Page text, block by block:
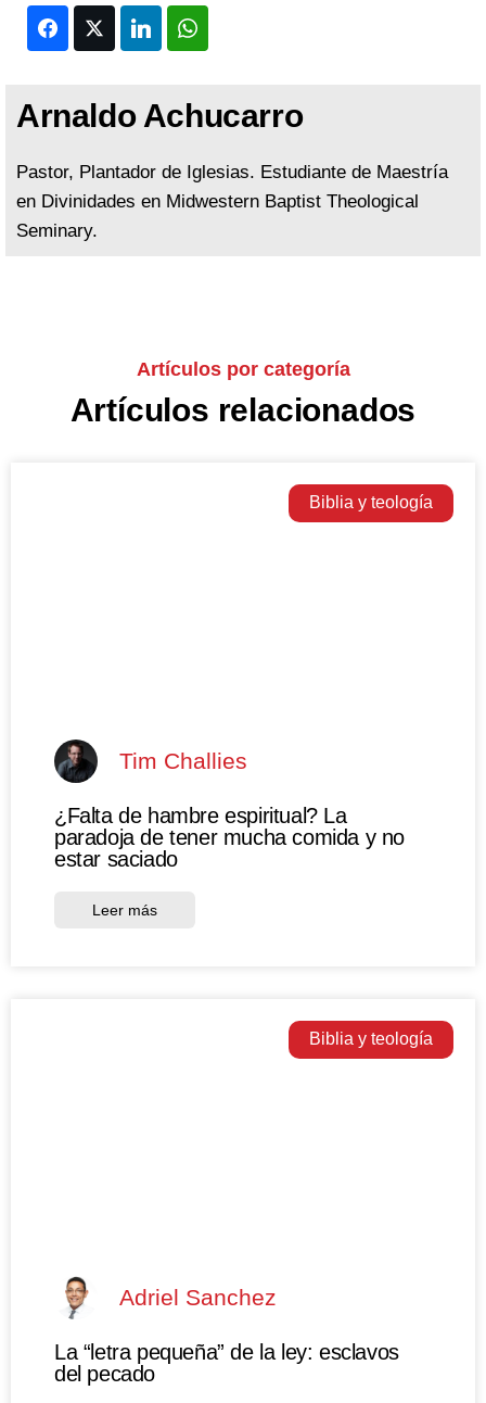
FacebookTwitter LinkedIn
Arnaldo Achucarro
Pastor, Plantador de Iglesias. Estudiante de Maestría
en Divinidades en Midwestern Baptist Theological
Seminary.
Artículos por categoría
Artículos relacionados
Biblia y teología
Tim Challies
¿Falta de hambre espiritual? La
paradoja de tener mucha comida y no
estar saciado
Leer más
Biblia y teología
Adriel Sanchez
La “letra pequeña” de la ley: esclavos
del pecado